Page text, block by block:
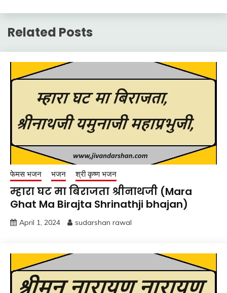
Related Posts
फेमस भजन भजन श्री कृष्ण भजन
म्हारा घट मा बिराजता श्रीनाथजी (Mara
Ghat Ma Birajta Shrinathji bhajan)
April 1, 2024 sudarshan rawal